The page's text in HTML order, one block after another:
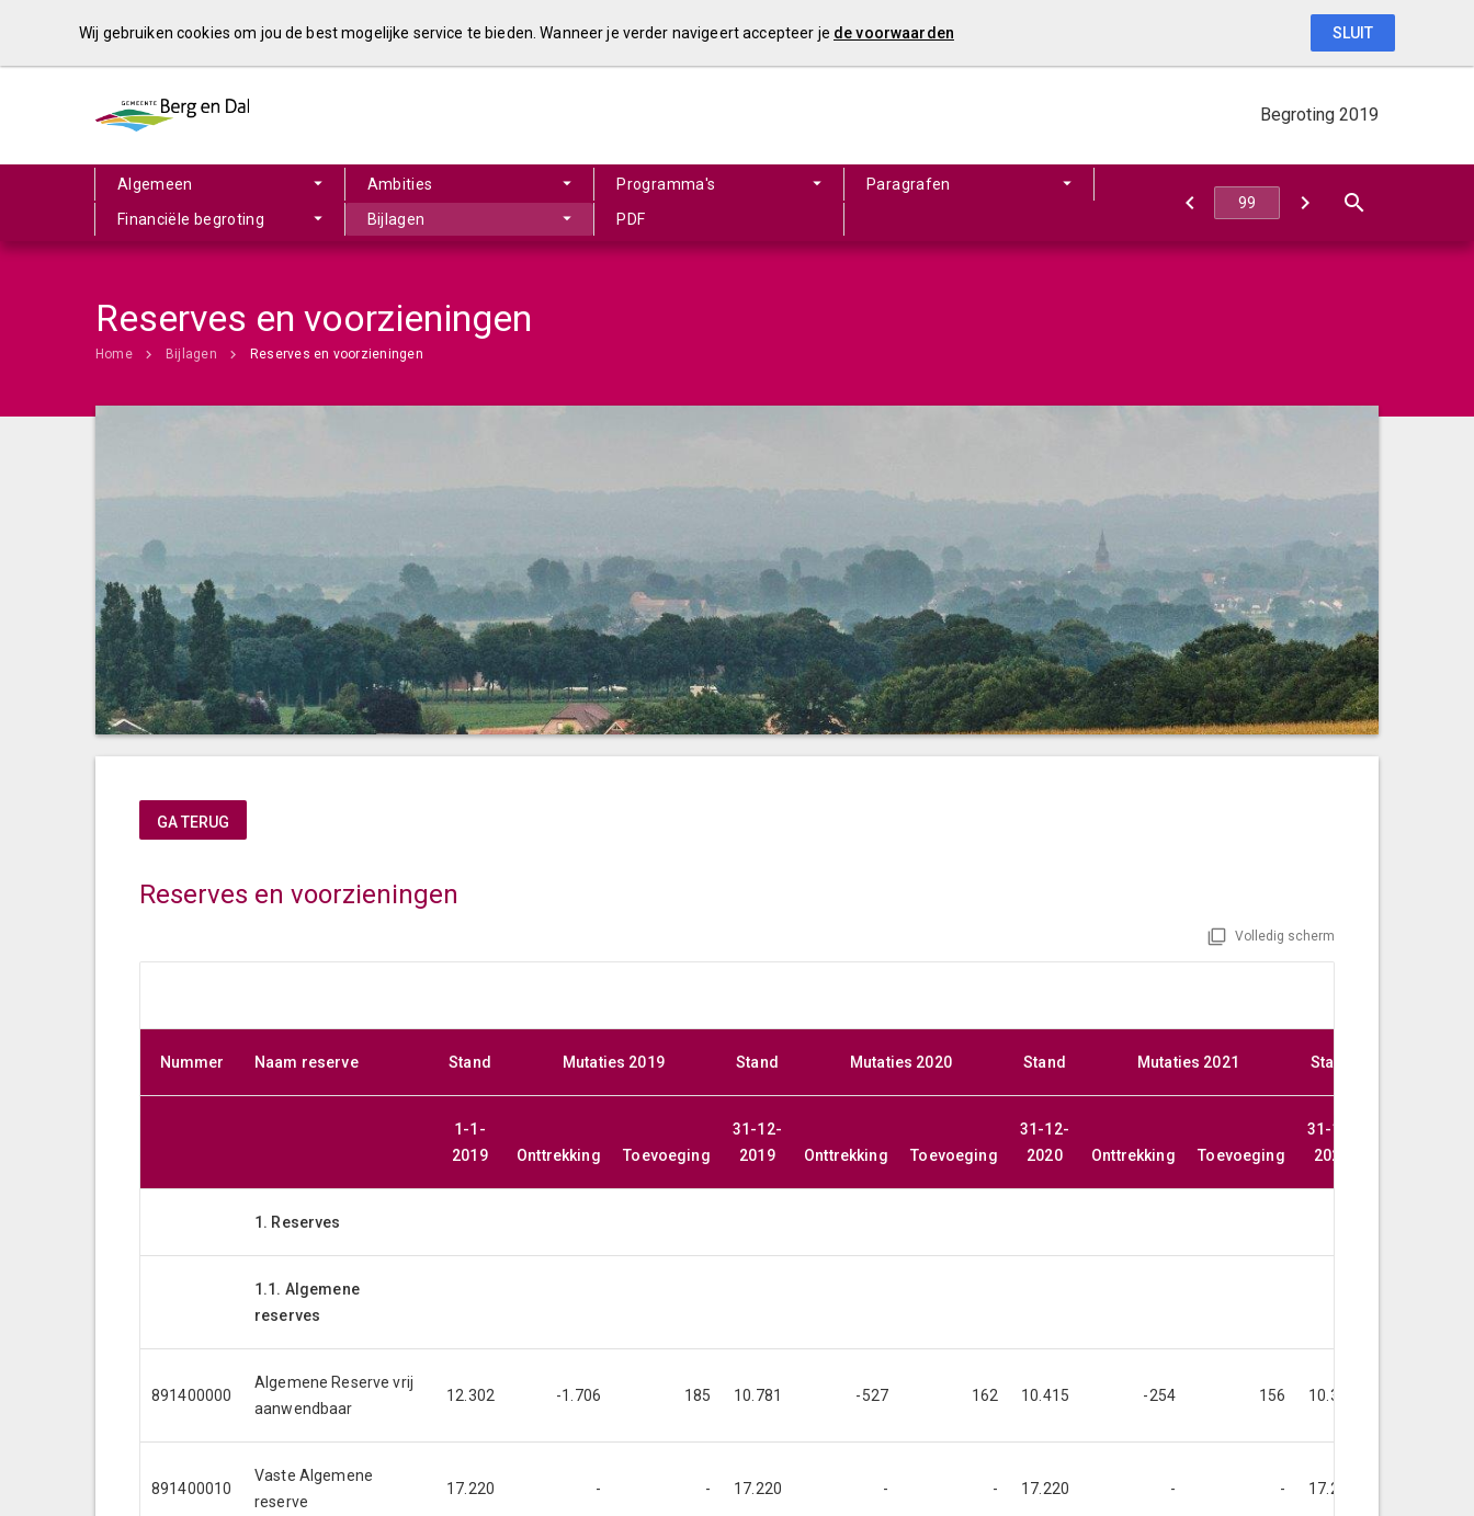
Begroting 2019
Algemeen Ambities Programma's
Paragrafen
Financiële begroting
Bijlagen PDF
Reserves en voorzieningen
Home Bijlagen Reserves en voorzieningen
Reserves en voorzieningen
Volledig scherm
Nummer Naam reserve Stand Mutaties 2019 Stand Mutaties 2020 Stand Mutaties 2021 Stand
1-1-
2019
Onttrekking Toevoeging
31-12-
2019
Onttrekking Toevoeging
31-12-
2020
Onttrekking Toevoeging
31-12-
2021
1. Reserves
1.1. Algemene
reserves
891400000
Algemene Reserve vrij
aanwendbaar
12.302 -1.706 185 10.781 -527 162 10.415 -254 156 10.318
891400010
Vaste Algemene
reserve
17.220 - - 17.220 - - 17.220 - - 17.220
Wij gebruiken cookies om jou de best mogelijke service te bieden. Wanneer je verder navigeert accepteer je de voorwaarden SLUIT